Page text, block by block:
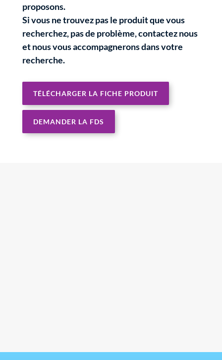
proposons.
Si vous ne trouvez pas le produit que vous
recherchez, pas de problème, contactez nous
et nous vous accompagnerons dans votre
recherche.
TÉLÉCHARGER LA FICHE PRODUIT
DEMANDER LA FDS